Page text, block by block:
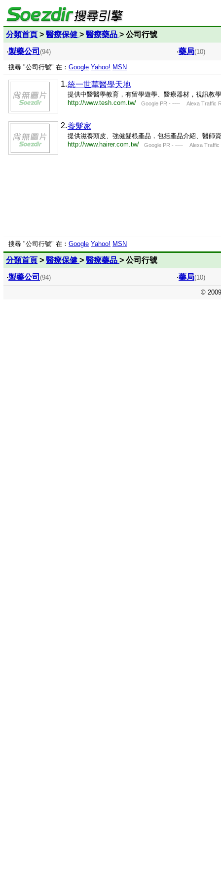
分類首頁 > 醫療保健 > 醫療藥品 > 公司行號
‧製藥公司 (94) ‧藥局(10)
搜尋 "公司行號" 在： Google Yahoo! MSN
1.統一世華醫學天地
提供中醫醫學教育，有留學遊學、醫療器材，視訊教
http://www.tesh.com.tw/
Google PR - ---- Alexa Traffic
2.養髮家
提供滋養頭皮、強健髮根產品，包括產品介紹、醫師
http://www.hairer.com.tw/
Google PR - ---- Alexa Traffic
搜尋 "公司行號" 在： Google Yahoo! MSN
分類首頁 > 醫療保健 > 醫療藥品 > 公司行號
‧製藥公司 (94) ‧藥局(10)
©